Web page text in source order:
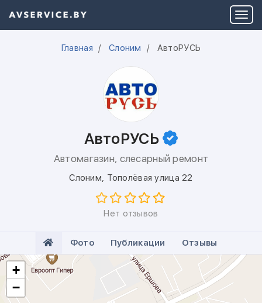
Главная Слоним АвтоРУСЬ
АвтоРУСЬ
Автомагазин, слесарный ремонт
Слоним, Тополёвая улица 22
Нет отзывов
Фото Публикации Отзывы
+
−